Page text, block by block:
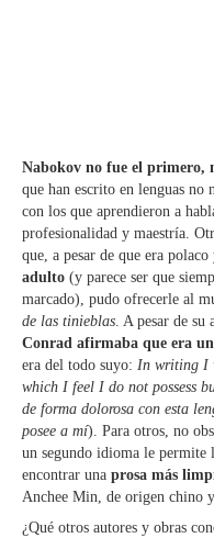
Nabokov no fue el primero,
que han escrito en lenguas no
con los que aprendieron a
profesionalidad y maestría.
que, a pesar de que era polaco
adulto (y parece ser que
marcado), pudo ofrecerle al
de las tinieblas. A pesar de su
Conrad afirmaba que era
era del todo suyo: In writing I
which I feel I do not possess
de forma dolorosa con esta
posee a mí). Para otros, no
un segundo idioma le permite
encontrar una prosa más
Anchee Min, de origen chino
¿Qué otros autores y obras